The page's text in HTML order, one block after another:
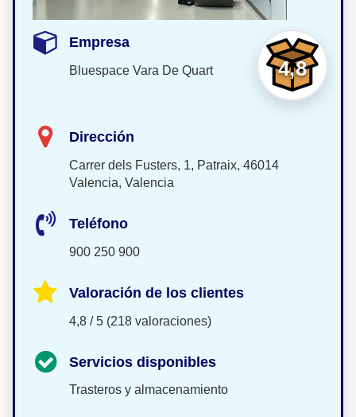
4,8
Empresa
Bluespace Vara De Quart
Dirección
Carrer dels Fusters, 1, Patraix, 46014
Valencia, Valencia
Teléfono
900 250 900
Valoración de los clientes
4,8 / 5 (218 valoraciones)
Servicios disponibles
Trasteros y almacenamiento